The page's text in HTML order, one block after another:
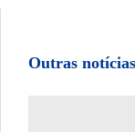
Outras notícias